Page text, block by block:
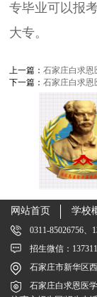
专毕业可以报
大专。
上一篇：石家庄白求恩
下一篇：石家庄白求恩
网站首页 学校
0311-85026756、
招生微信：
石家庄市新华区西
石家庄白求恩医